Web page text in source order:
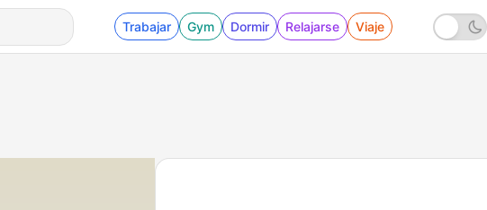
Trabajar Gym Dormir Relajarse Viaje